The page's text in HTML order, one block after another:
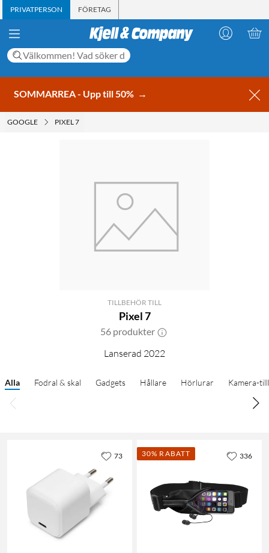
PRIVATPERSON FÖRETAG
SOMMARREA - Upp till 50% →
GOOGLE PIXEL 7
TILLBEHÖR TILL
Pixel 7
56 produkter
Lanserad 2022
Alla Fodral & skal Gadgets Hållare Hörlurar Kamera-
73 30% RABATT 336